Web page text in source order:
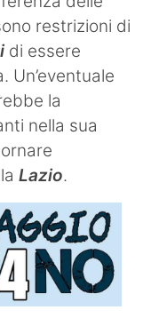
restrizioni di
di essere
Un’eventuale
la
nella sua
Lazio.